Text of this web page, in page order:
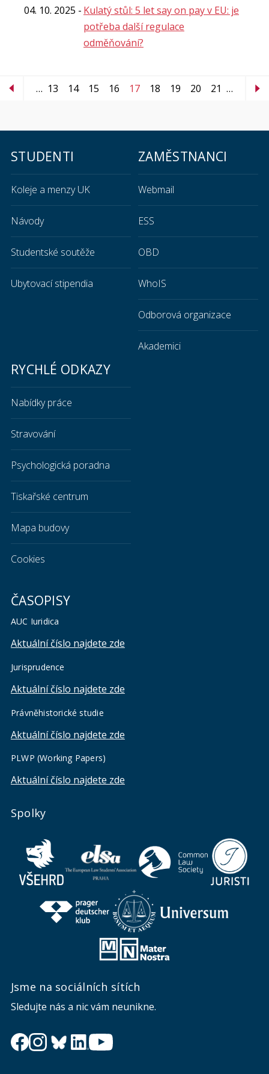
04. 10. 2025
Kulatý stůl: 5 let say on pay v EU: je
potřeba další regulace
odměňování?
… 13 14 15 16 17 18 19 20 21 …
STUDENTI
Koleje a menzy UK
Návody
Studentské soutěže
Ubytovací stipendia
ZAMĚSTNANCI
Webmail
ESS
OBD
WhoIS
Odborová organizace
Akademici
RYCHLÉ ODKAZY
Nabídky práce
Stravování
Psychologická poradna
Tiskařské centrum
Mapa budovy
Cookies
ČASOPISY
AUC Iuridica
Aktuální číslo najdete zde
Jurisprudence
Aktuální číslo najdete zde
Právněhistorické studie
Aktuální číslo najdete zde
PLWP (Working Papers)
Aktuální číslo najdete zde
Spolky
Jsme na sociálních sítích
Sledujte nás a nic vám neunikne.